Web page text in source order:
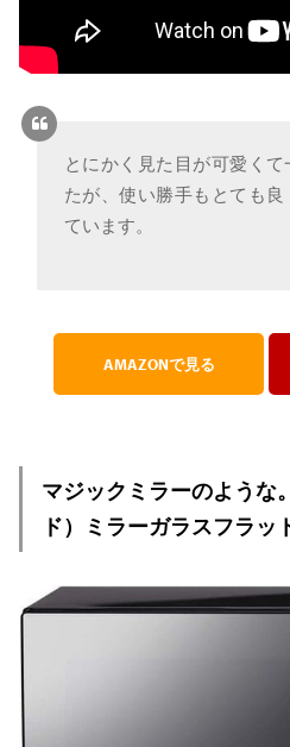
とにかく見た目が可愛く
たが、使い勝手もとても
ています。
AMAZONで見る
マジックミラーのよう
ド）ミラーガラスフラッ